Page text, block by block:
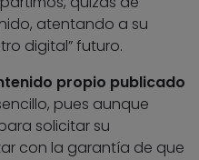
atentando a su
digital” futuro.
propio publicado
pues aunque
solicitar su
con la garantía de que